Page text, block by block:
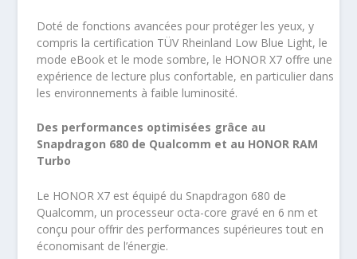
Doté de fonctions avancées pour protéger les yeux, y
compris la certification TÜV Rheinland Low Blue Light, le
mode eBook et le mode sombre, le HONOR X7 offre une
expérience de lecture plus confortable, en particulier dans
les environnements à faible luminosité.
Des performances optimisées grâce au
Snapdragon 680 de Qualcomm et au HONOR RAM
Turbo
Le HONOR X7 est équipé du Snapdragon 680 de
Qualcomm, un processeur octa-core gravé en 6 nm et
conçu pour offrir des performances supérieures tout en
économisant de l’énergie.